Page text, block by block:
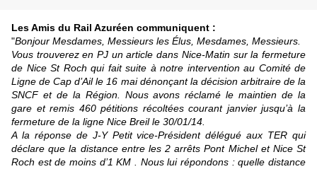
Les Amis du Rail Azuréen communiquent :
"Bonjour Mesdames, Messieurs les Élus, Mesdames, Messieurs.
Vous trouverez en PJ un article dans Nice-Matin sur la fermeture
de Nice St Roch qui fait suite à notre intervention au Comité de
Ligne de Cap d’Ail le 16 mai dénonçant la décision arbitraire de la
SNCF et de la Région. Nous avons réclamé le maintien de la
gare et remis 460 pétitions récoltées courant janvier jusqu’à la
fermeture de la ligne Nice Breil le 30/01/14.
A la réponse de J-Y Petit vice-Président délégué aux TER qui
déclare que la distance entre les 2 arrêts Pont Michel et Nice St
Roch est de moins d’1 KM . Nous lui répondons : quelle distance